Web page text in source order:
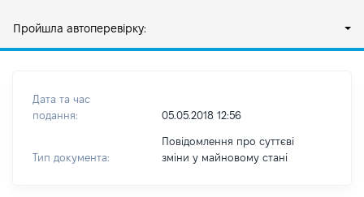
Пройшла автоперевірку:
Дата та час
подання:
05.05.2018 12:56
Тип документа:
Повідомлення про суттєві
зміни y майновому стані